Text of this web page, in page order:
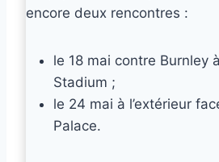
encore deux rencontres :
le 18 mai contre Burnley
Stadium ;
le 24 mai à l’extérieur
Palace.